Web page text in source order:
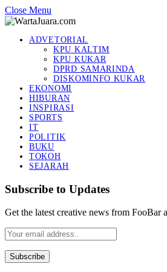
Close Menu
ADVETORIAL
KPU KALTIM
KPU KUKAR
DPRD SAMARINDA
DISKOMINFO KUKAR
EKONOMI
HIBURAN
INSPIRASI
SPORTS
IT
POLITIK
BUKU
TOKOH
SEJARAH
Subscribe to Updates
Get the latest creative news from FooBar